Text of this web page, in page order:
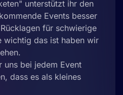
unterstützt ihr den
Events besser
für schwierige
wichtig das ist haben wir
uns bei jedem Event
dass es als kleines